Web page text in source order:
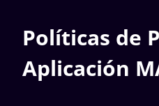
Políticas de
Aplicación